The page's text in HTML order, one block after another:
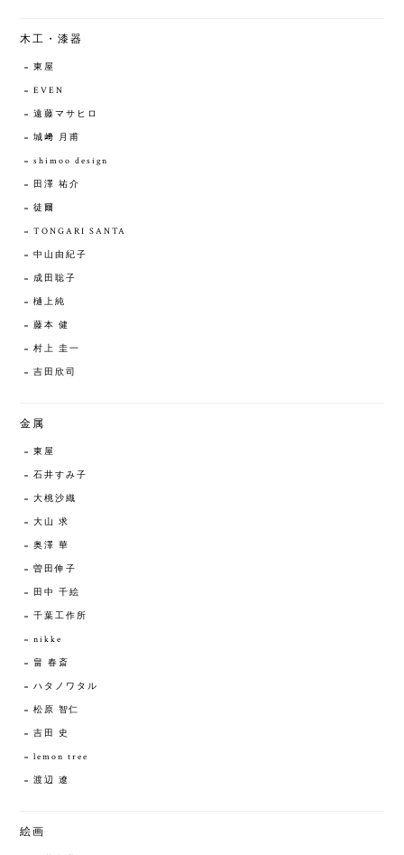
木工・漆器
東屋
EVEN
遠藤マサヒロ
城﨑 月甫
shimoo design
田澤 祐介
徒爾
TONGARI SANTA
中山由紀子
成田聡子
樋上純
藤本 健
村上 圭一
吉田欣司
金属
東屋
石井すみ子
大桃沙織
大山 求
奥澤 華
曽田伸子
田中 千絵
千葉工作所
nikke
畠 春斎
ハタノワタル
松原 智仁
吉田 史
lemon tree
渡辺 遼
絵画